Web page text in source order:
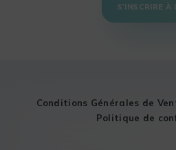
S'INSCRIRE À
Conditions Générales de
Politique de